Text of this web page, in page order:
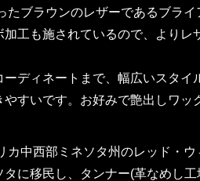
たブラウンのレザーであるブラ
工も施されているので、よりレ
ディネートまで、幅広いスタイ
すいです。お好みで艶出しワッ
カ中西部ミネソタ州のレッド・
に移民し、タンナー(革なめし